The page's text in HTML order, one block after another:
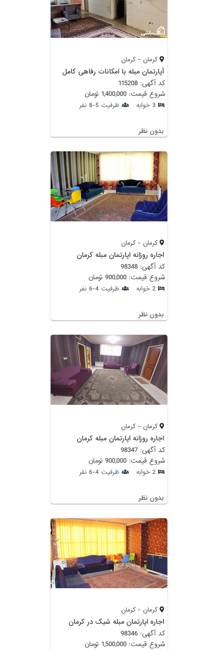
کرمان - کرمان
آپارتمان مبله با امکانات رفاهی کامل
کد آگهی: 115208
شروع قیمت: 1,400,000 تومان
3 خوابه ظرفیت 5-8 نفر
بدون نظر
کرمان - کرمان
اجاره روزانه اپارتمان مبله کرمان
کد آگهی: 98348
شروع قیمت: 900,000 تومان
2 خوابه ظرفیت 4-6 نفر
بدون نظر
کرمان - کرمان
اجاره روزانه اپارتمان مبله کرمان
کد آگهی: 98347
شروع قیمت: 900,000 تومان
2 خوابه ظرفیت 4-6 نفر
بدون نظر
کرمان - کرمان
اجاره اپارتمان مبله شیک در کرمان
کد آگهی: 98346
شروع قیمت: 1,500,000 تومان